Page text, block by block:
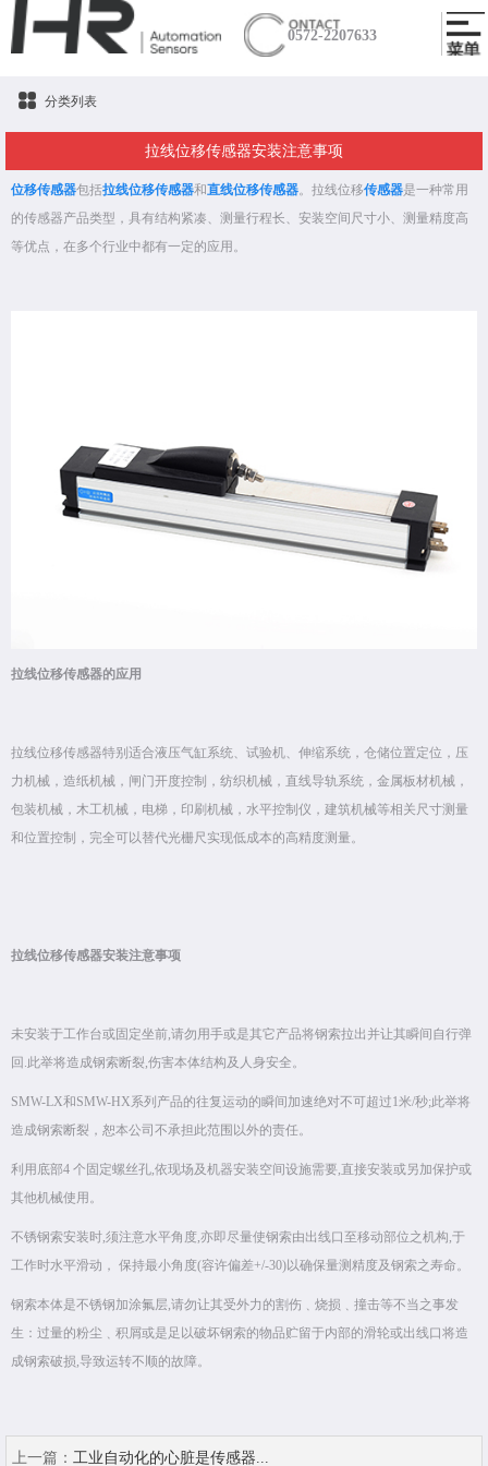
0572-2207633
分类列表
拉线位移传感器安装注意事项
位移传感器包括拉线位移传感器和直线位移传感器。拉线位移传感器是一种常用
的传感器产品类型，具有结构紧凑、测量行程长、安装空间尺寸小、测量精度高
等优点，在多个行业中都有一定的应用。
拉线位移传感器的应用
拉线位移传感器特别适合液压气缸系统、试验机、伸缩系统，仓储位置定位，压
力机械，造纸机械，闸门开度控制，纺织机械，直线导轨系统，金属板材机械，
包装机械，木工机械，电梯，印刷机械，水平控制仪，建筑机械等相关尺寸测量
和位置控制，完全可以替代光栅尺实现低成本的高精度测量。
拉线位移传感器安装注意事项
未安装于工作台或固定坐前,请勿用手或是其它产品将钢索拉出并让其瞬间自行弹
回.此举将造成钢索断裂,伤害本体结构及人身安全。
SMW-LX和SMW-HX系列产品的往复运动的瞬间加速绝对不可超过1米/秒;此举将
造成钢索断裂，恕本公司不承担此范围以外的责任。
利用底部4 个固定螺丝孔,依现场及机器安装空间设施需要,直接安装或另加保护或
其他机械使用。
不锈钢索安装时,须注意水平角度,亦即尽量使钢索由出线口至移动部位之机构,于
工作时水平滑动， 保持最小角度(容许偏差+/-30)以确保量测精度及钢索之寿命。
钢索本体是不锈钢加涂氟层,请勿让其受外力的割伤﹑烧损﹑撞击等不当之事发
生：过量的粉尘﹑积屑或是足以破坏钢索的物品贮留于内部的滑轮或出线口将造
成钢索破损,导致运转不顺的故障。
上一篇： 工业自动化的心脏是传感器...